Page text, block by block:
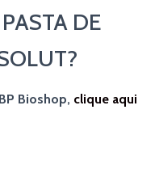
DE
BP Bioshop, clique aqui